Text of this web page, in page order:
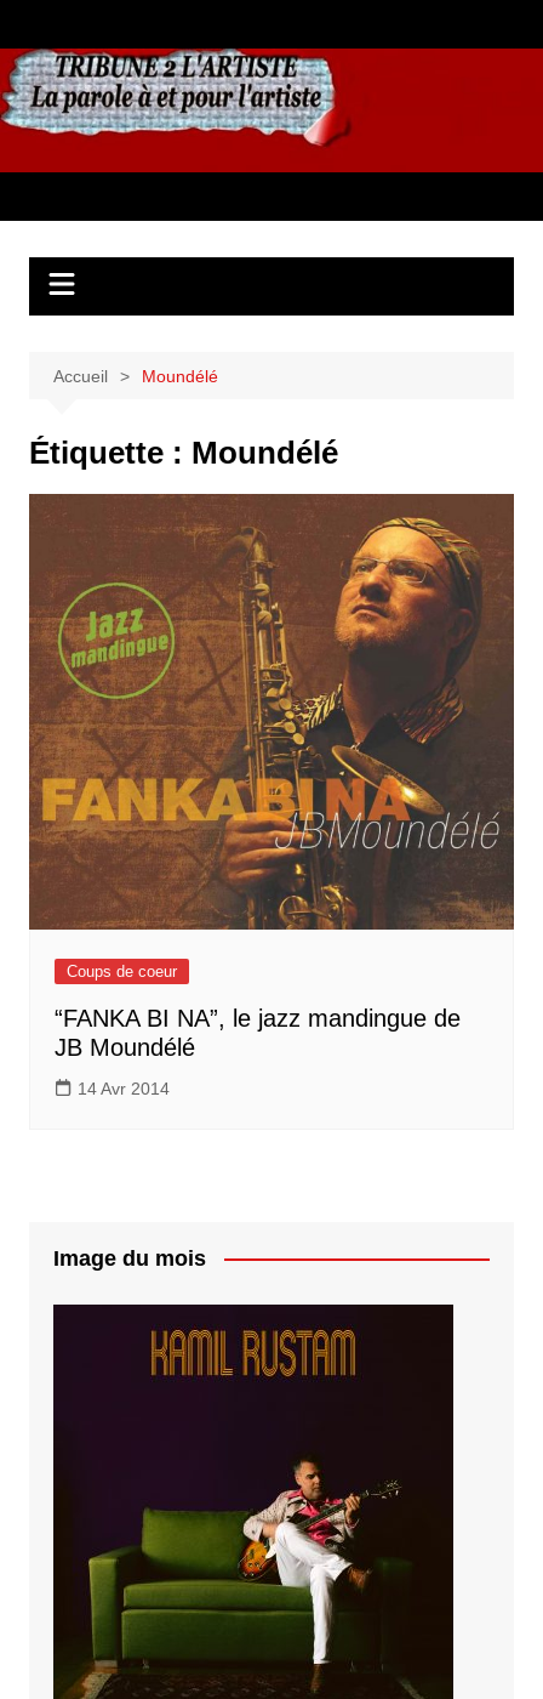
au
contenu
Accueil Moundélé
Étiquette : Moundélé
Coups de coeur
“FANKA BI NA”, le jazz mandingue de
JB Moundélé
14 Avr 2014
Image du mois